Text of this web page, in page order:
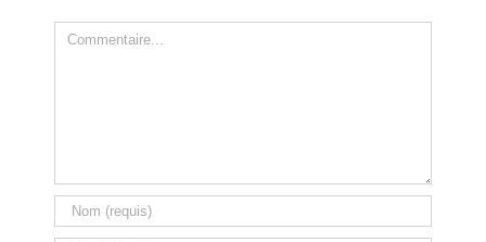
Comment